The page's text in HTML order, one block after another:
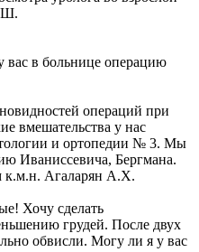
вас в больнице операцию
операций при
вмешательства у нас
и ортопедии № 3. Мы
Иваниссевича, Бергмана.
к.м.н. Агаларян А.Х.
Хочу сделать
грудей. После двух
обвисли. Могу ли я у вас